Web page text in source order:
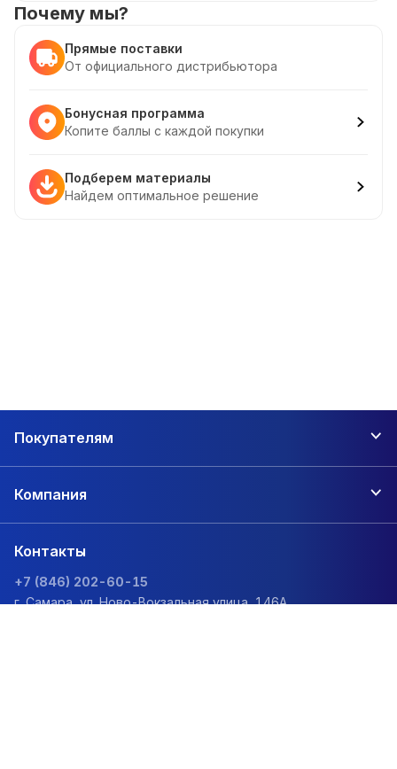
Почему мы?
Прямые поставки
От официального дистрибьютора
Бонусная программа
Копите баллы с каждой покупки
Подберем материалы
Найдем оптимальное решение
Покупателям
Компания
Контакты
+7 (846) 202-60-15
г. Самара, ул. Ново-Вокзальная улица, 146А